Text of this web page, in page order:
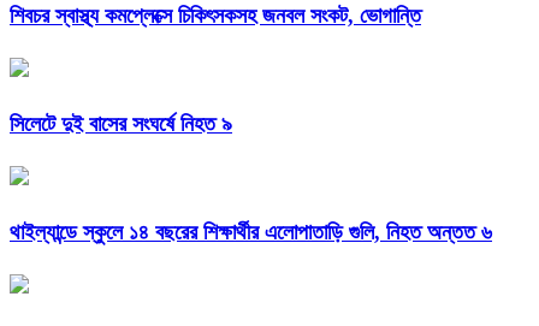
শিবচর স্বাস্থ্য কমপ্লেক্সে চিকিৎসকসহ জনবল সংকট, ভোগান্তি
সিলেটে দুই বাসের সংঘর্ষে নিহত ৯
থাইল্যান্ডে স্কুলে ১৪ বছরের শিক্ষার্থীর এলোপাতাড়ি গুলি, নিহত অন্তত ৬